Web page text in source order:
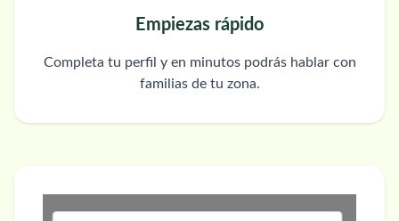
Empiezas rápido
Completa tu perfil y en minutos podrás hablar con
familias de tu zona.